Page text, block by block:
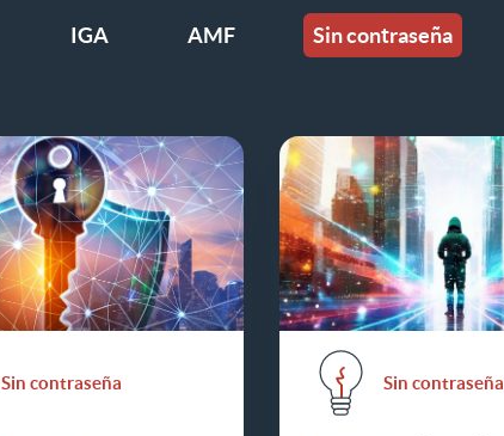
IGA AMF Sin contraseña
Sin contraseña Sin contraseña